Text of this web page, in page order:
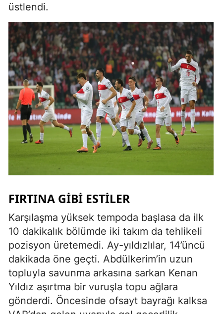
üstlendi.
FIRTINA GİBİ ESTİLER
Karşılaşma yüksek tempoda başlasa da ilk
10 dakikalık bölümde iki takım da tehlikeli
pozisyon üretemedi. Ay-yıldızlılar, 14’üncü
dakikada öne geçti. Abdülkerim’in uzun
topluyla savunma arkasına sarkan Kenan
Yıldız aşırtma bir vuruşla topu ağlara
gönderdi. Öncesinde ofsayt bayrağı kalksa